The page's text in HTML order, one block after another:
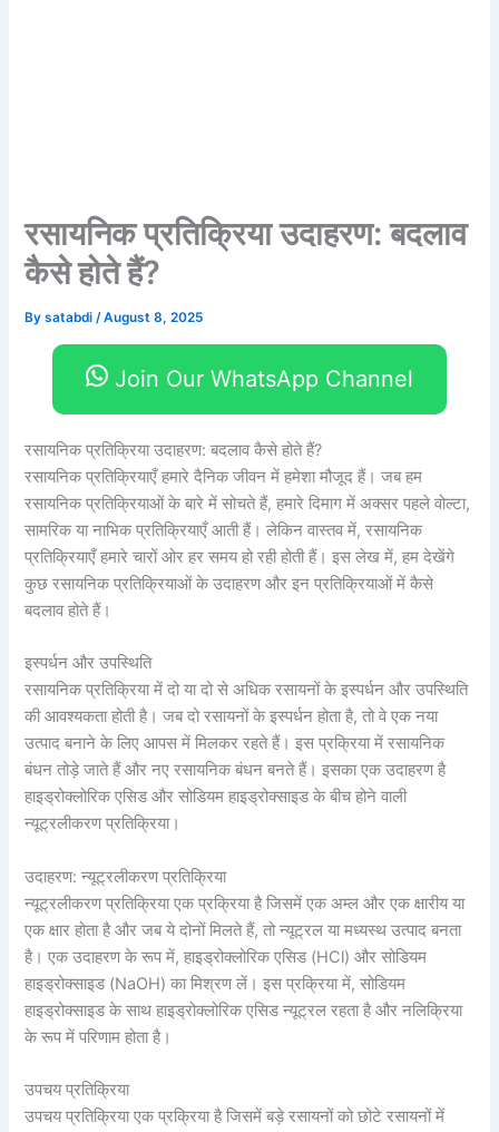
रसायनिक प्रतिक्रिया उदाहरण: बदलाव
कैसे होते हैं?
Bysatabdi/August 8, 2025
Join Our WhatsApp Channel
रसायनिक प्रतिक्रिया उदाहरण: बदलाव कैसे होते हैं?
रसायनिक प्रतिक्रियाएँ हमारे दैनिक जीवन में हमेशा मौजूद हैं। जब हम
रसायनिक प्रतिक्रियाओं के बारे में सोचते हैं, हमारे दिमाग में अक्सर पहले वोल्टा,
सामरिक या नाभिक प्रतिक्रियाएँ आती हैं। लेकिन वास्तव में, रसायनिक
प्रतिक्रियाएँ हमारे चारों ओर हर समय हो रही होती हैं। इस लेख में, हम देखेंगे
कुछ रसायनिक प्रतिक्रियाओं के उदाहरण और इन प्रतिक्रियाओं में कैसे
बदलाव होते हैं।
इस्पर्धन और उपस्थिति
रसायनिक प्रतिक्रिया में दो या दो से अधिक रसायनों के इस्पर्धन और उपस्थिति
की आवश्यकता होती है। जब दो रसायनों के इस्पर्धन होता है, तो वे एक नया
उत्पाद बनाने के लिए आपस में मिलकर रहते हैं। इस प्रक्रिया में रसायनिक
बंधन तोड़े जाते हैं और नए रसायनिक बंधन बनते हैं। इसका एक उदाहरण है
हाइड्रोक्लोरिक एसिड और सोडियम हाइड्रोक्साइड के बीच होने वाली
न्यूट्रलीकरण प्रतिक्रिया।
उदाहरण: न्यूट्रलीकरण प्रतिक्रिया
न्यूट्रलीकरण प्रतिक्रिया एक प्रक्रिया है जिसमें एक अम्ल और एक क्षारीय या
एक क्षार होता है और जब ये दोनों मिलते हैं, तो न्यूट्रल या मध्यस्थ उत्पाद बनता
है। एक उदाहरण के रूप में, हाइड्रोक्लोरिक एसिड (HCl) और सोडियम
हाइड्रोक्साइड (NaOH) का मिश्रण लें। इस प्रक्रिया में, सोडियम
हाइड्रोक्साइड के साथ हाइड्रोक्लोरिक एसिड न्यूट्रल रहता है और नलिक्रिया
के रूप में परिणाम होता है।
उपचय प्रतिक्रिया
उपचय प्रतिक्रिया एक प्रक्रिया है जिसमें बड़े रसायनों को छोटे रसायनों में